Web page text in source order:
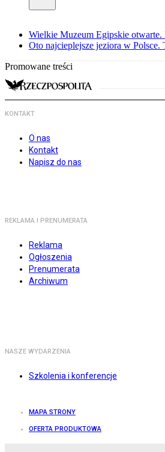
Wielkie Muzeum Egipskie otwarte.
Oto najcieplejsze jeziora w Polsce.
Promowane treści
KONTAKT
O nas
Kontakt
Napisz do nas
REKLAMA I PRENUMERATA
Reklama
Ogłoszenia
Prenumerata
Archiwum
NASZE WYDARZENIA
Szkolenia i konferencje
MAPA STRONY
OFERTA PRODUKTOWA